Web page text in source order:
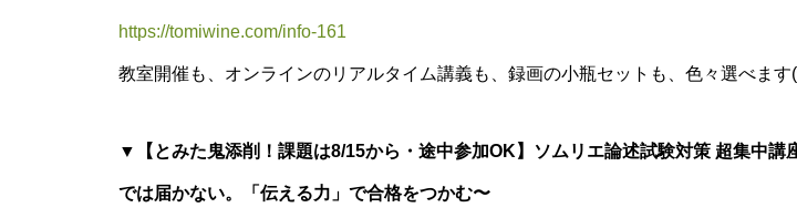
https://tomiwine.com/info-161
教室開催も、オンラインのリアルタイム講義も、録画の小瓶セットも、色々選べます
▼【とみた鬼添削！ 課題は8/15から・ 途中参加OK】ソムリエ論述試験対策 超集中講
では届かない。「伝える力」で合格をつかむ〜